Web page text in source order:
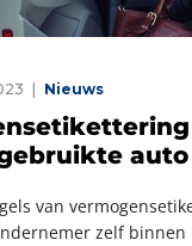
Nieuws
auto
van
zelf binnen